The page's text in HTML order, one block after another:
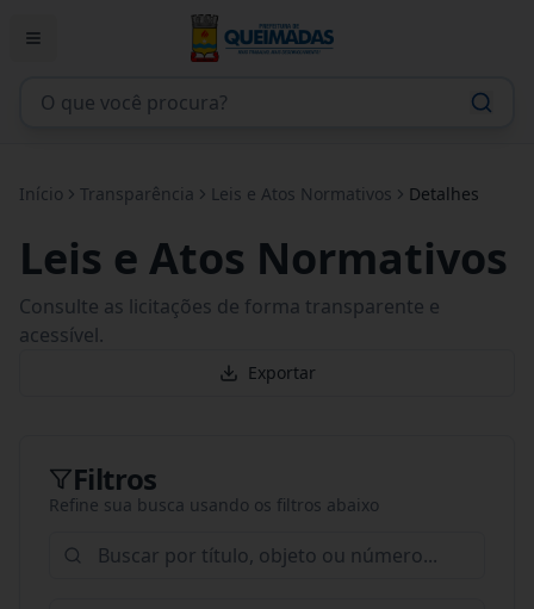
Início Transparência Leis e Atos Normativos Detalhes
Leis e Atos Normativos
Consulte as licitações de forma transparente e
acessível.
Exportar
Filtros
Refine sua busca usando os filtros abaixo